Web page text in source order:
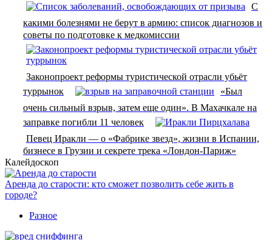
С
какими болезнями не берут в армию: список диагнозов и
советы по подготовке к медкомиссии
Законопроект реформы туристической отрасли убьёт
туррынок
«Был
очень сильный взрыв, затем еще один». В Махачкале на
заправке погибли 11 человек
Певец Иракли — о «Фабрике звезд», жизни в Испании,
бизнесе в Грузии и секрете трека «Лондон-Париж»
Калейдоскоп
Аренда до старости: кто сможет позволить себе жить в
городе?
Разное